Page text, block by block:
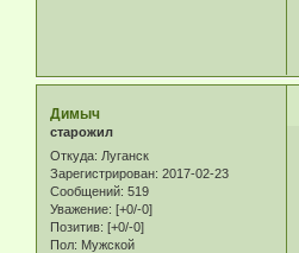
Димыч
старожил
Откуда: Луганск
Зарегистрирован: 2017-02-23
Сообщений: 519
Уважение: [+0/-0]
Позитив: [+0/-0]
Пол: Мужской